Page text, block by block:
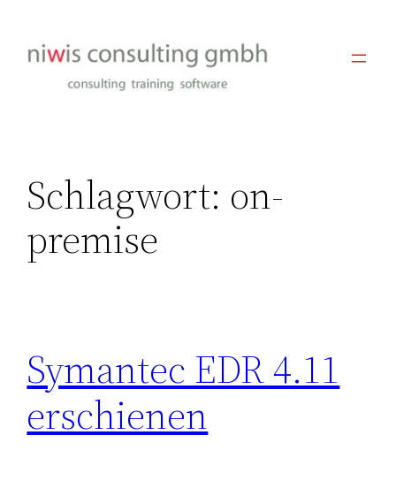
Inhalt
springen
Schlagwort: on-
premise
Symantec EDR 4.11
erschienen